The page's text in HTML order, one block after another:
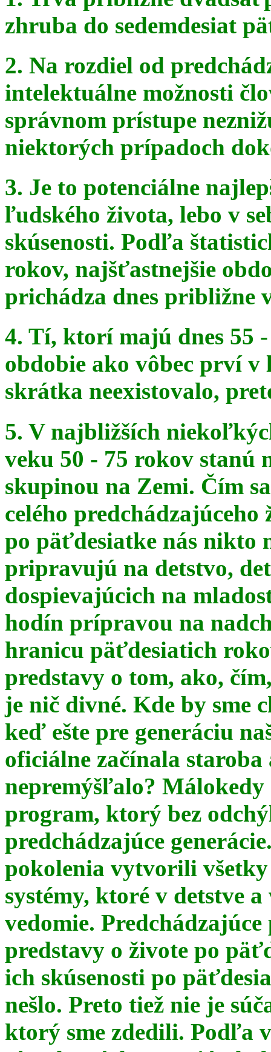
zhruba do sedemdesiat
2. Na rozdiel od
intelektuálne možnosti
správnom prístupe
niektorých prípadoch
3. Je to potenciálne
ľudského života, lebo v
skúsenosti. Podľa
rokov, najšťastnejšie
prichádza dnes približne
4. Tí, ktorí majú dnes 55
obdobie ako vôbec prví
skrátka neexistovalo,
5. V najbližších
veku 50 - 75 rokov stanú
skupinou na Zemi. Čím
celého
po päťdesiatke nás nikto
pripravujú na detstvo,
dospievajúcich na
hodín prípravou na
hranicu päťdesiatich
predstavy o tom, ako,
je nič divné. Kde by sme
keď ešte pre generáciu
oficiálne začínala
nepremýšľalo? Málokedy
program, ktorý bez
predchádzajúce
pokolenia vytvorili
systémy, ktoré v detstve
vedomie.
predstavy o živote po
ich skúsenosti po
nešlo. Preto tiež nie je
ktorý sme zdedili. Podľa